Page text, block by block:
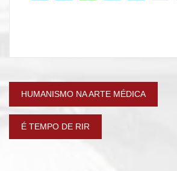
Navegação
de
HUMANISMO NA ARTE MÉDICA
É TEMPO DE RIR